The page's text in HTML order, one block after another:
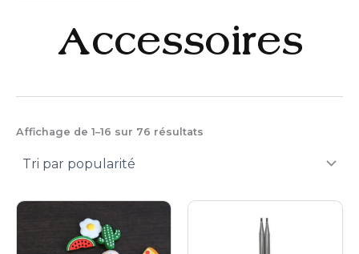
Accessoires
Affichage de 1–16 sur 76 résultats